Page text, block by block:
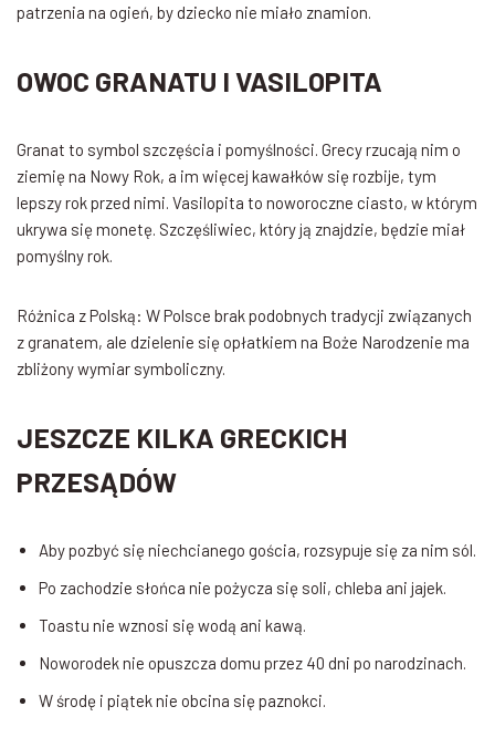
patrzenia na ogień, by dziecko nie miało znamion.
OWOC GRANATU I VASILOPITA
Granat to symbol szczęścia i pomyślności. Grecy rzucają nim o
ziemię na Nowy Rok, a im więcej kawałków się rozbije, tym
lepszy rok przed nimi. Vasilopita to noworoczne ciasto, w którym
ukrywa się monetę. Szczęśliwiec, który ją znajdzie, będzie miał
pomyślny rok.
Różnica z Polską: W Polsce brak podobnych tradycji związanych
z granatem, ale dzielenie się opłatkiem na Boże Narodzenie ma
zbliżony wymiar symboliczny.
JESZCZE KILKA GRECKICH
PRZESĄDÓW
Aby pozbyć się niechcianego gościa, rozsypuje się za nim sól.
Po zachodzie słońca nie pożycza się soli, chleba ani jajek.
Toastu nie wznosi się wodą ani kawą.
Noworodek nie opuszcza domu przez 40 dni po narodzinach.
W środę i piątek nie obcina się paznokci.